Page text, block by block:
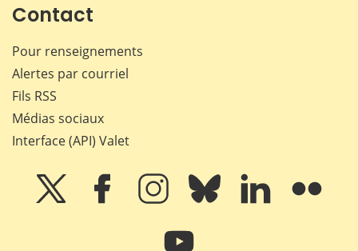
Contact
Pour renseignements
Alertes par courriel
Fils RSS
Médias sociaux
Interface (API) Valet